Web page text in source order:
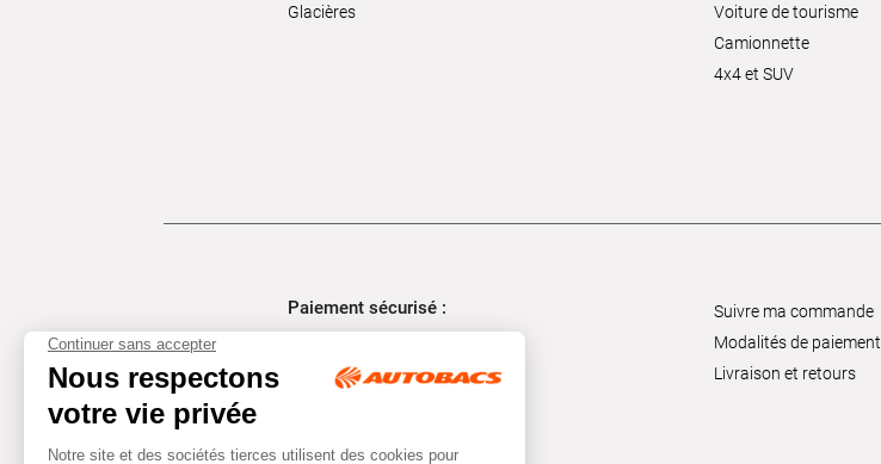
Glacières
Voiture de tourisme
Camionnette
4x4 et SUV
Paiement sécurisé :
Suivre ma commande
Modalités de paiement
Livraison et retours